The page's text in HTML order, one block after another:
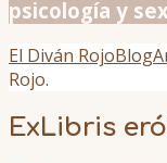
psicología y
El Diván RojoBlog
Rojo.
ExLibris